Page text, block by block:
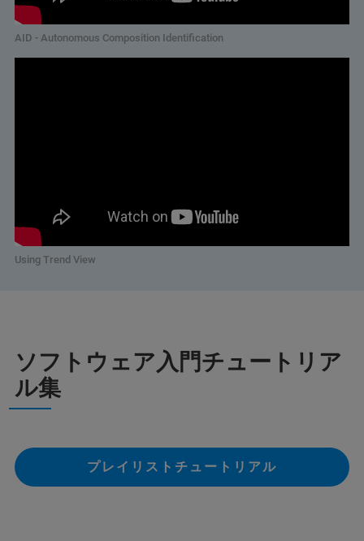
AID - Autonomous Composition Identification
Using Trend View
ソフトウェア入門チュートリア
ル集
プレイリストチュートリアル